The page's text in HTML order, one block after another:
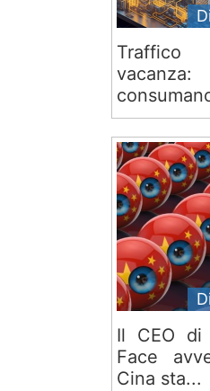
Il CEO di
Face
Cina sta...